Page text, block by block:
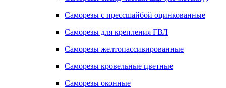
Саморезы с прессшайбой оцинкованные
Саморезы для крепления ГВЛ
Саморезы желтопассивированные
Саморезы кровельные цветные
Саморезы оконные